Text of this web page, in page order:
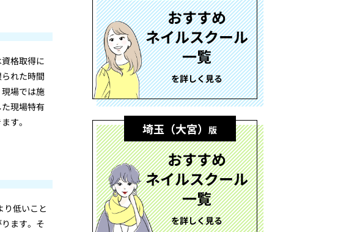
格取得に
れた時間
場では施
現場特有
す。
り低いこと
ます。そ
おすすめ
ネイルスクール
一覧
を詳しく見る
埼玉（大宮）版
おすすめ
ネイルスクール
一覧
を詳しく見る